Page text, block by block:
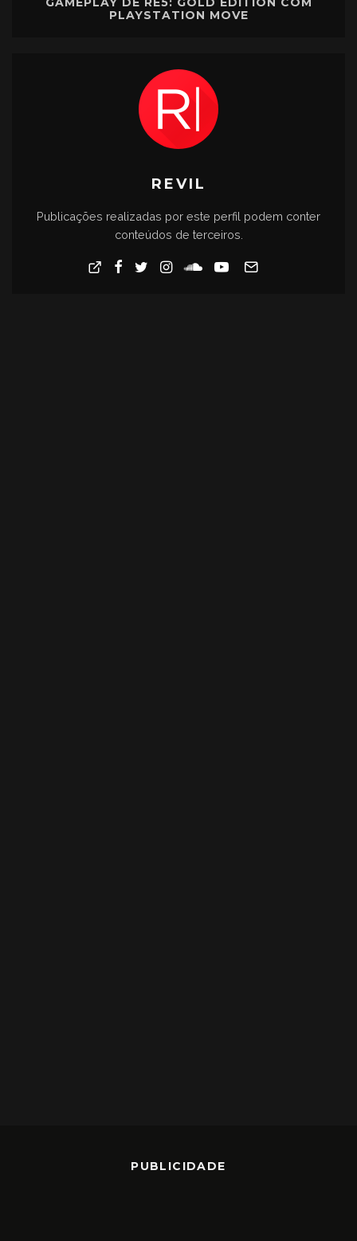
PLAYSTATION MOVE
REVIL
Publicações realizadas por este perfil podem conter
conteúdos de terceiros.
PUBLICIDADE